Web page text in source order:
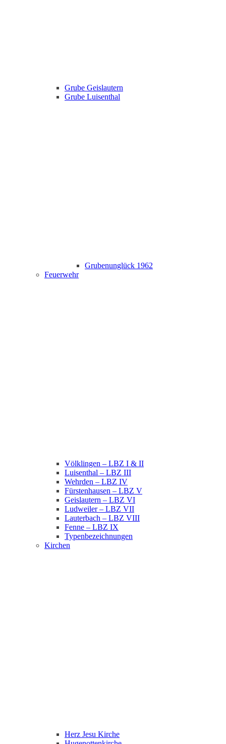
Grube Geislautern
Grube Luisenthal
Grubenunglück 1962
Feuerwehr
Völklingen – LBZ I & II
Luisenthal – LBZ III
Wehrden – LBZ IV
Fürstenhausen – LBZ V
Geislautern – LBZ VI
Ludweiler – LBZ VII
Lauterbach – LBZ VIII
Fenne – LBZ IX
Typenbezeichnungen
Kirchen
Herz Jesu Kirche